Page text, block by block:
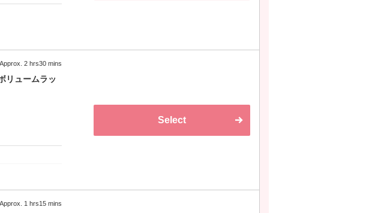
ございます。
2 hrs30 mins
リュームラッ
ださい
した顔を引き締
Select
1 hrs15 mins